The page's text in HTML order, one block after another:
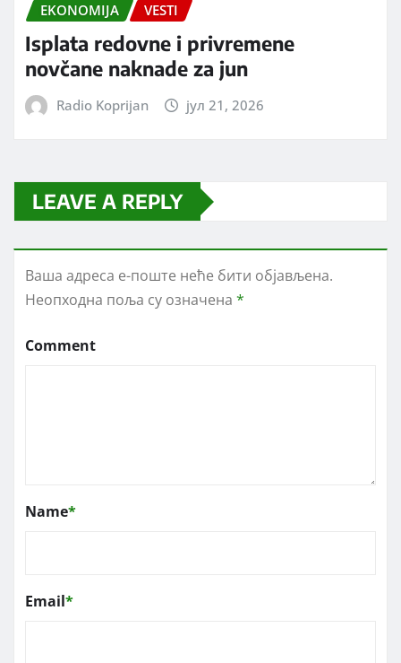
EKONOMIJA VESTI
Isplata redovne i privremene
novčane naknade za jun
Radio Koprijan јул 21, 2026
LEAVE A REPLY
Ваша адреса е-поште неће бити објављена.
Неопходна поља су означена *
Comment
Name*
Email*